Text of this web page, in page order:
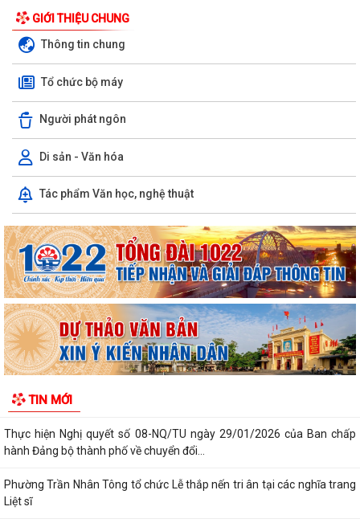
GIỚI THIỆU CHUNG
Thông tin chung
Tổ chức bộ máy
Người phát ngôn
Di sản - Văn hóa
Tác phẩm Văn học, nghệ thuật
TIN MỚI
Kiến tạo “Thế” quốc gia: Bước chuyển của tư duy đối ngoại Việt Nam
trong kỷ nguyên mới
PHÁT HUY GIÁ TRỊ CÁC DI TÍCH VĂN HÓA TRONG KỶ NGUYÊN MỚI Ở
PHƯỜNG TRẦN NHÂN TÔNG, THÀNH PHỐ HẢI...
Phường Trần Nhân Tông tham dự hội nghị trực tuyến báo cáo viên
thành phố tháng 7/2026
Lãnh đạo phường kiểm tra các trạm bơm, hồ đập sau mưa lớn
tìm kiếm, quy tập và xác định...
Thực hiện Nghị quyết số 08-NQ/TU ngày 29/01/2026 của Ban chấp
hành Đảng bộ thành phố về chuyển đổi...
Phường Trần Nhân Tông tổ chức Lễ thắp nến tri ân tại các nghĩa trang
Liệt sĩ